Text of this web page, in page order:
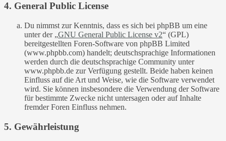
4. General Public License
Du nimmst zur Kenntnis, dass es sich bei phpBB um eine
unter der „GNU General Public License v2“ (GPL)
bereitgestellten Foren-Software von phpBB Limited
(www.phpbb.com) handelt; deutschsprachige Informationen
werden durch die deutschsprachige Community unter
www.phpbb.de zur Verfügung gestellt. Beide haben keinen
Einfluss auf die Art und Weise, wie die Software verwendet
wird. Sie können insbesondere die Verwendung der Software
für bestimmte Zwecke nicht untersagen oder auf Inhalte
fremder Foren Einfluss nehmen.
5. Gewährleistung